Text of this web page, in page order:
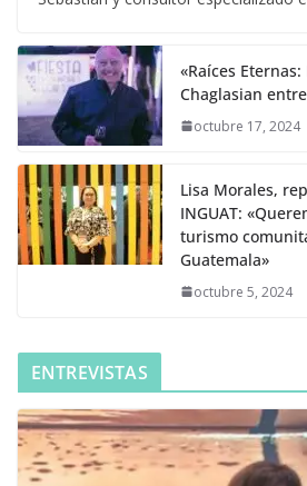
«Raíces
Chaglasian
octubre 17, 2024
Lisa Morales,
INGUAT:
turismo
Guatemala»
octubre 5, 2024
ENTREVISTAS